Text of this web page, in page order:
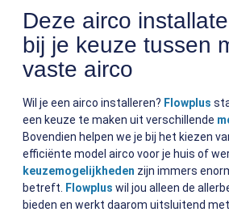
Deze airco
bij je keuze tussen
vaste airco
Wil je een airco installeren? Flowplus
een keuze te maken uit verschillende
Bovendien helpen we je bij het kiezen
efficiënte model airco voor je huis of
keuzemogelijkheden zijn immers
betreft. Flowplus wil jou alleen de
bieden en werkt daarom uitsluitend